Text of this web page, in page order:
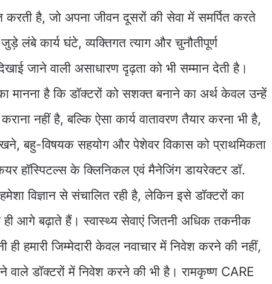
करती है, जो अपना जीवन दूसरों की सेवा में समर्पित करते
लंबे कार्य घंटे, व्यक्तिगत त्याग और चुनौतीपूर्ण
दिखाई जाने वाली असाधारण दृढ़ता को भी सम्मान देती है।
मानना है कि डॉक्टरों को सशक्त बनाने का अर्थ केवल उन्हें
नहीं है, बल्कि ऐसा कार्य वातावरण तैयार करना भी है,
बहु-विषयक सहयोग और पेशेवर विकास को प्राथमिकता
हॉस्पिटल्स के क्लिनिकल एवं मैनेजिंग डायरेक्टर डॉ.
विज्ञान से संचालित रही है, लेकिन इसे डॉक्टरों का
आगे बढ़ाते हैं। स्वास्थ्य सेवाएं जितनी अधिक तकनीक
ही हमारी जिम्मेदारी केवल नवाचार में निवेश करने की नहीं,
वाले डॉक्टरों में निवेश करने की भी है। रामकृष्ण CARE